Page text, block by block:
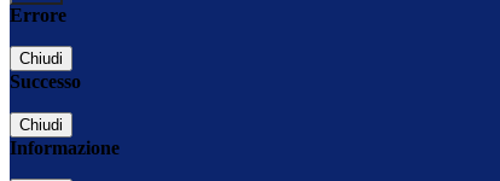
Errore
Chiudi
Successo
Chiudi
Informazione